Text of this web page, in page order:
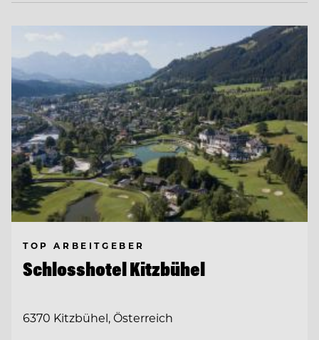
TOP ARBEITGEBER
Schlosshotel Kitzbühel
6370 Kitzbühel, Österreich